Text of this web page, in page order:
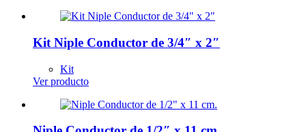
Kit Niple Conductor de 3/4″ x 2″
Kit
Ver producto